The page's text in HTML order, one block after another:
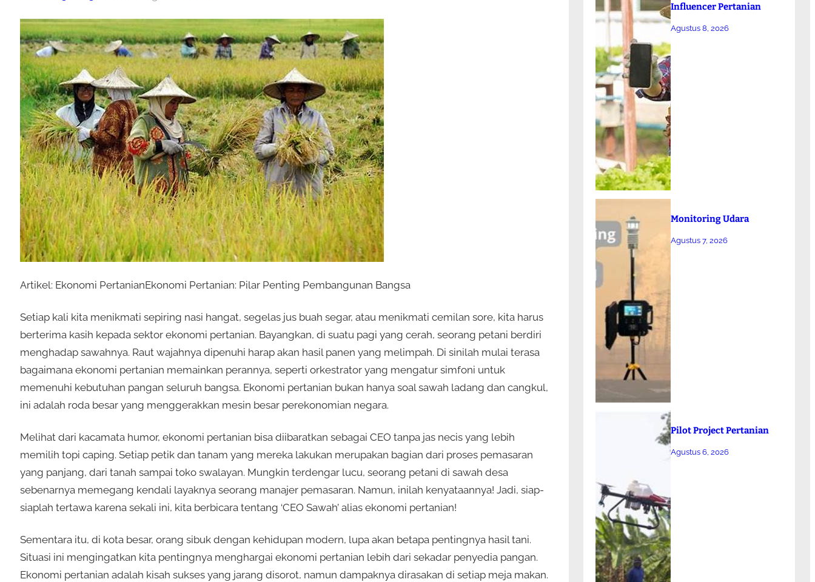
Artikel: Ekonomi PertanianEkonomi Pertanian: Pilar Penting Pembangunan Bangsa
Setiap kali kita menikmati sepiring nasi hangat, segelas jus buah segar, atau menikmati cemilan sore, kita harus
berterima kasih kepada sektor ekonomi pertanian. Bayangkan, di suatu pagi yang cerah, seorang petani berdiri
menghadap sawahnya. Raut wajahnya dipenuhi harap akan hasil panen yang melimpah. Di sinilah mulai terasa
bagaimana ekonomi pertanian memainkan perannya, seperti orkestrator yang mengatur simfoni untuk
memenuhi kebutuhan pangan seluruh bangsa. Ekonomi pertanian bukan hanya soal sawah ladang dan cangkul,
ini adalah roda besar yang menggerakkan mesin besar perekonomian negara.
Melihat dari kacamata humor, ekonomi pertanian bisa diibaratkan sebagai CEO tanpa jas necis yang lebih
memilih topi caping. Setiap petik dan tanam yang mereka lakukan merupakan bagian dari proses pemasaran
yang panjang, dari tanah sampai toko swalayan. Mungkin terdengar lucu, seorang petani di sawah desa
sebenarnya memegang kendali layaknya seorang manajer pemasaran. Namun, inilah kenyataannya! Jadi, siap-
siaplah tertawa karena sekali ini, kita berbicara tentang ‘CEO Sawah’ alias ekonomi pertanian!
Sementara itu, di kota besar, orang sibuk dengan kehidupan modern, lupa akan betapa pentingnya hasil tani.
Situasi ini mengingatkan kita pentingnya menghargai ekonomi pertanian lebih dari sekadar penyedia pangan.
Ekonomi pertanian adalah kisah sukses yang jarang disorot, namun dampaknya dirasakan di setiap meja makan.
Influencer Pertanian
Agustus 8, 2026
Monitoring Udara
Agustus 7, 2026
Pilot Project Pertanian
Agustus 6, 2026